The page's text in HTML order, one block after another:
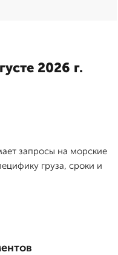
2026 г.
запросы на морские
груза, сроки и